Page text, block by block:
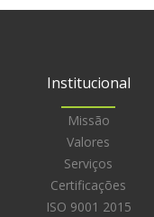
Institucional
Missão
Valores
Serviços
Certificações
ISO 9001 2015